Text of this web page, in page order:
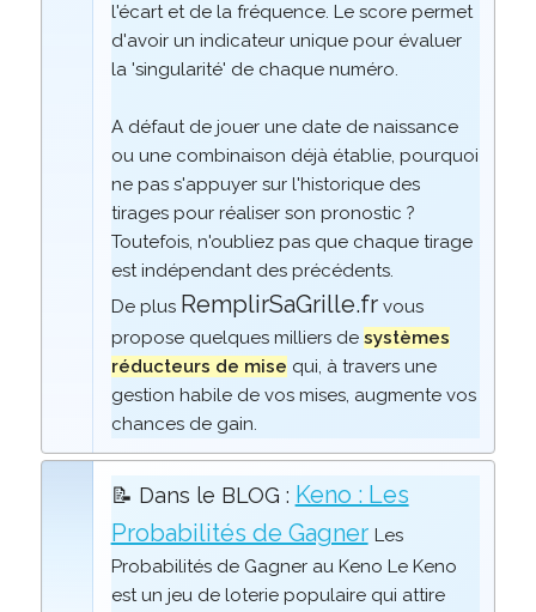
l'écart et de la fréquence. Le score permet
d'avoir un indicateur unique pour évaluer
la 'singularité' de chaque numéro.
A défaut de jouer une date de naissance
ou une combinaison déjà établie, pourquoi
ne pas s'appuyer sur l'historique des
tirages pour réaliser son pronostic ?
Toutefois, n'oubliez pas que chaque tirage
est indépendant des précédents.
De plus RemplirSaGrille.frvous
propose quelques milliers de systèmes
réducteurs de mise qui, à travers une
gestion habile de vos mises, augmente vos
chances de gain.
📝 Dans le BLOG : Keno : Les
Probabilités de Gagner Les
Probabilités de Gagner au Keno Le Keno
est un jeu de loterie populaire qui attire